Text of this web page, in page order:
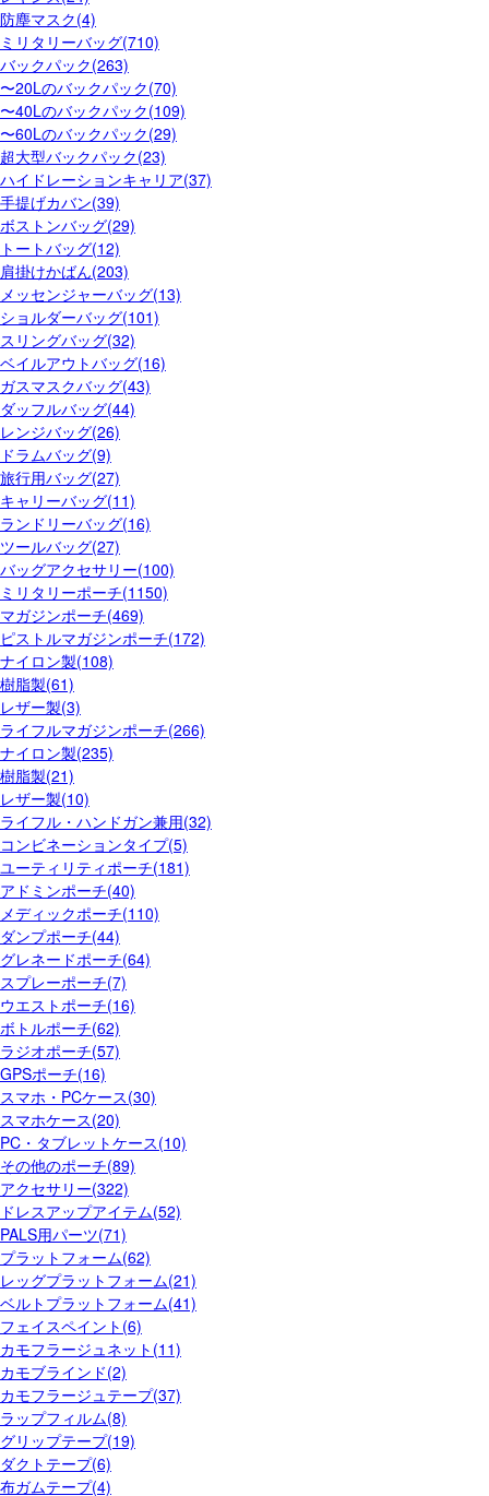
防塵マスク(4)
ミリタリーバッグ(710)
バックパック(263)
〜20Lのバックパック(70)
〜40Lのバックパック(109)
〜60Lのバックパック(29)
超大型バックパック(23)
ハイドレーションキャリア(37)
手提げカバン(39)
ボストンバッグ(29)
トートバッグ(12)
肩掛けかばん(203)
メッセンジャーバッグ(13)
ショルダーバッグ(101)
スリングバッグ(32)
ベイルアウトバッグ(16)
ガスマスクバッグ(43)
ダッフルバッグ(44)
レンジバッグ(26)
ドラムバッグ(9)
旅行用バッグ(27)
キャリーバッグ(11)
ランドリーバッグ(16)
ツールバッグ(27)
バッグアクセサリー(100)
ミリタリーポーチ(1150)
マガジンポーチ(469)
ピストルマガジンポーチ(172)
ナイロン製(108)
樹脂製(61)
レザー製(3)
ライフルマガジンポーチ(266)
ナイロン製(235)
樹脂製(21)
レザー製(10)
ライフル・ハンドガン兼用(32)
コンビネーションタイプ(5)
ユーティリティポーチ(181)
アドミンポーチ(40)
メディックポーチ(110)
ダンプポーチ(44)
グレネードポーチ(64)
スプレーポーチ(7)
ウエストポーチ(16)
ボトルポーチ(62)
ラジオポーチ(57)
GPSポーチ(16)
スマホ・PCケース(30)
スマホケース(20)
PC・タブレットケース(10)
その他のポーチ(89)
アクセサリー(322)
ドレスアップアイテム(52)
PALS用パーツ(71)
プラットフォーム(62)
レッグプラットフォーム(21)
ベルトプラットフォーム(41)
フェイスペイント(6)
カモフラージュネット(11)
カモブラインド(2)
カモフラージュテープ(37)
ラップフィルム(8)
グリップテープ(19)
ダクトテープ(6)
布ガムテープ(4)